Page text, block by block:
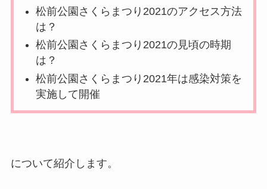
松前公園さくらまつり2021のアクセス方法
は？
松前公園さくらまつり2021の見頃の時期
は？
松前公園さくらまつり2021年は感染対策を
実施して開催
について紹介します。